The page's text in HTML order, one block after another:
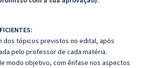
dos tópicos previstos no edital, após
pelo professor de cada matéria.
modo objetivo, com ênfase nos aspectos